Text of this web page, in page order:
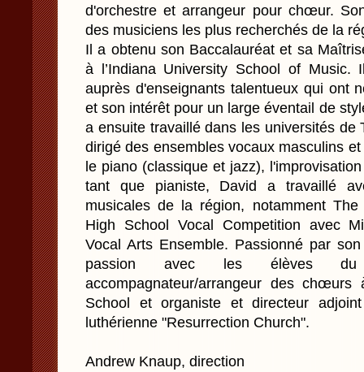
d'orchestre et arrangeur pour chœur.
des musiciens les plus recherchés de la
Il a obtenu son Baccalauréat et sa
à l’Indiana University School of
auprès d'enseignants talentueux qui ont
et son intérêt pour un large éventail de
a ensuite travaillé dans les universités de
dirigé des ensembles vocaux masculins
le piano (classique et jazz),
tant que pianiste, David a travaillé
musicales de la région, notamment
High School Vocal Competition avec
Vocal Arts Ensemble. Passionné par
passion avec les élèves
accompagnateur/arrangeur des
School et organiste et directeur
luthérienne "Resurrection Church".
Andrew Knaup, direction